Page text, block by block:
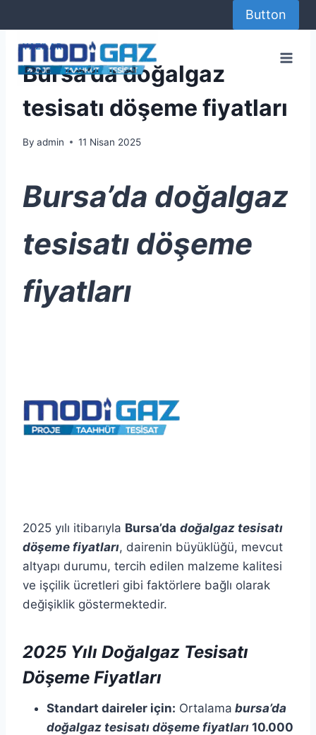
to
content
Button
YAZILAR
Bursa’da doğalgaz
tesisatı döşeme fiyatları
By admin 11 Nisan 2025
Bursa’da doğalgaz
tesisatı döşeme
fiyatları
2025 yılı itibarıyla Bursa’da doğalgaz tesisatı
döşeme fiyatları, dairenin büyüklüğü, mevcut
altyapı durumu, tercih edilen malzeme kalitesi
ve işçilik ücretleri gibi faktörlere bağlı olarak
değişiklik göstermektedir.​
2025 Yılı Doğalgaz Tesisatı
Döşeme Fiyatları
Standart daireler için: Ortalama bursa’da
doğalgaz tesisatı döşeme fiyatları 10.000